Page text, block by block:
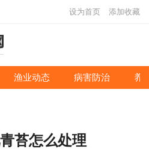
设为首页 添加收藏
渔业动态 病害防治 养
苔怎么处理